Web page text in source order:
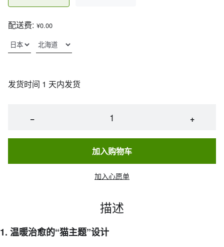
配送费: ¥0.00
发货时间 1 天内发货
− +
加入购物车
加入心愿单
描述
1. 温暖治愈的“猫主题”设计